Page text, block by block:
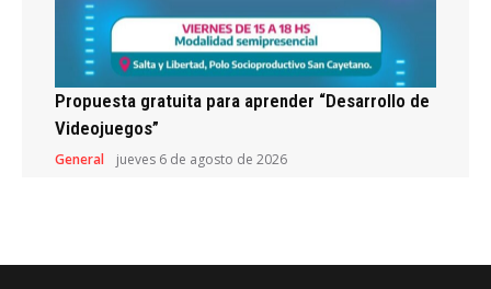
Propuesta gratuita para aprender “Desarrollo de
Videojuegos”
General jueves 6 de agosto de 2026